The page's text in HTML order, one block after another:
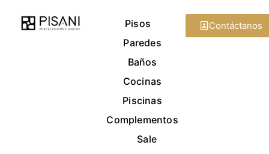
Pisos
Paredes
Baños
Cocinas
Piscinas
Complementos
Sale
Contáctanos